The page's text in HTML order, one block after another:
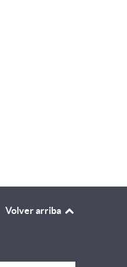
Volver arriba